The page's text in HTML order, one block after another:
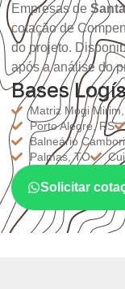
Empresas de
cotação de
do projeto.
após a análise do
Bases
Matriz Mogi
Porto Alegre, RS
Balneário
Palmas, TO
Solicitar